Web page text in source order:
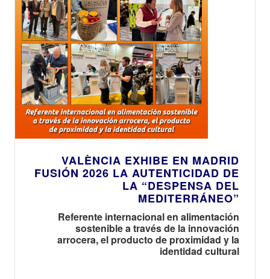
VALÈNCIA EXHIBE EN MADRID
FUSIÓN 2026 LA AUTENTICIDAD DE
LA “DESPENSA DEL
MEDITERRÁNEO”
Referente internacional en alimentación
sostenible a través de la innovación
arrocera, el producto de proximidad y la
identidad cultural